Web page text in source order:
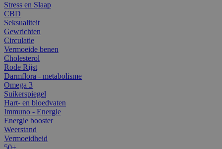
Stress en Slaap
CBD
Seksualiteit
Gewrichten
Circulatie
Vermoeide benen
Cholesterol
Rode Rijst
Darmflora - metabolisme
Omega 3
Suikerspiegel
Hart- en bloedvaten
Immuno - Energie
Energie booster
Weerstand
Vermoeidheid
50+